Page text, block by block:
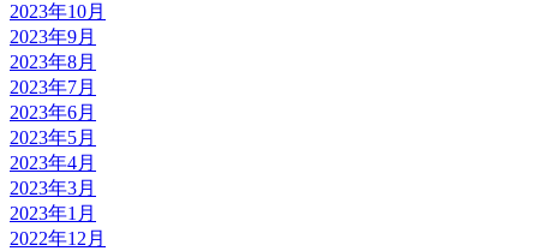
2023年10月
2023年9月
2023年8月
2023年7月
2023年6月
2023年5月
2023年4月
2023年3月
2023年1月
2022年12月